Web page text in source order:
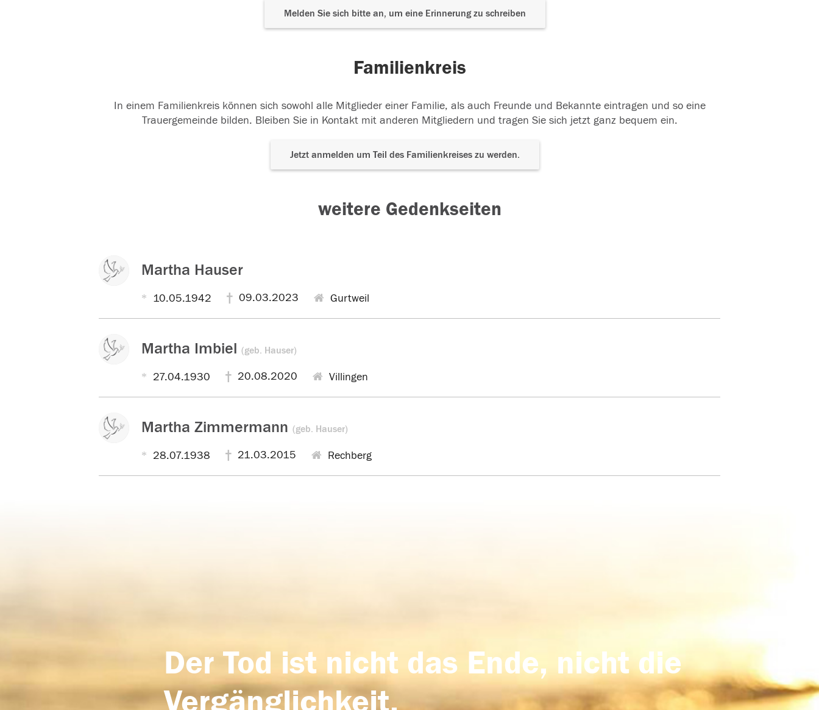
Melden Sie sich bitte an, um eine Erinnerung zu schreiben
Familienkreis
In einem Familienkreis können sich sowohl alle Mitglieder einer Familie, als auch Freunde und Bekannte eintragen und so eine
Trauergemeinde bilden. Bleiben Sie in Kontakt mit anderen Mitgliedern und tragen Sie sich jetzt ganz bequem ein.
Jetzt anmelden um Teil des Familienkreises zu werden.
weitere Gedenkseiten
Martha Hauser
10.05.1942 09.03.2023 Gurtweil
Martha Imbiel (geb. Hauser)
27.04.1930 20.08.2020 Villingen
Martha Zimmermann (geb. Hauser)
28.07.1938 21.03.2015 Rechberg
Der Tod ist nicht das Ende, nicht die